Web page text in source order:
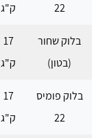
22
ק"ג
בלוק שחור
(בטון)
17
ק"ג
בלוק פומיס
22
17
ק"ג